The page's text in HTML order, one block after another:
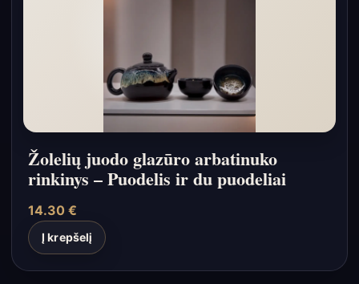
Žolelių juodo glazūro arbatinuko
rinkinys – Puodelis ir du puodeliai
14.30 €
Į krepšelį